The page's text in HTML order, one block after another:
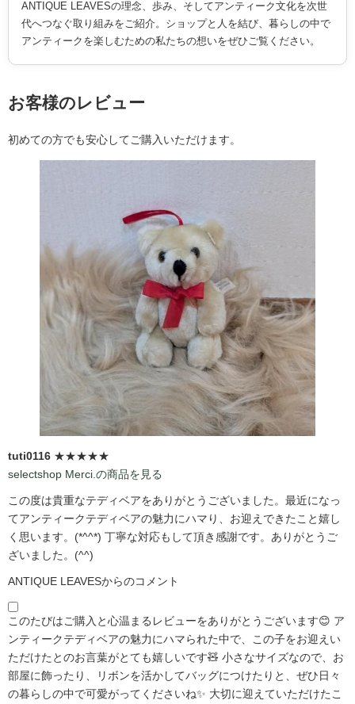
ANTIQUE LEAVESの理念、歩み、そしてアンティーク文化を次世
代へつなぐ取り組みをご紹介。ショップと人を結び、暮らしの中で
アンティークを楽しむための私たちの想いをぜひご覧ください。
お客様のレビュー
初めての方でも安心してご購入いただけます。
tuti0116 ★★★★★
selectshop Merci.の商品を見る
この度は貴重なテディベアをありがとうございました。最近になっ
てアンティークテディベアの魅力にハマり、お迎えできたこと嬉し
く思います。(*^^*) 丁寧な対応もして頂き感謝です。ありがとうご
ざいました。(^^)
ANTIQUE LEAVESからのコメント
このたびはご購入と心温まるレビューをありがとうございます😊 ア
ンティークテディベアの魅力にハマられた中で、この子をお迎えい
ただけたとのお言葉がとても嬉しいです🧸 小さなサイズなので、お
部屋に飾ったり、リボンを活かしてバッグにつけたりと、ぜひ日々
の暮らしの中で可愛がってくださいね✨ 大切に迎えていただけたこ